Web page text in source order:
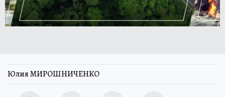
Юлия МИРОШНИЧЕНКО